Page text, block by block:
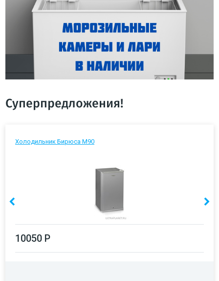
Суперпредложения!
Холодильник Бирюса М90
10050 Р